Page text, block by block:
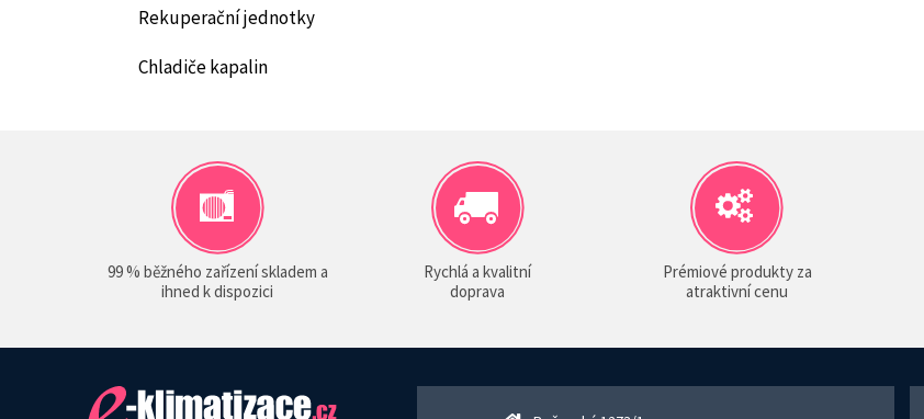
Rekuperační jednotky
Chladiče kapalin
99 % běžného zařízení skladem a
ihned k dispozici
Rychlá a kvalitní
doprava
Prémiové produkty za
atraktivní cenu